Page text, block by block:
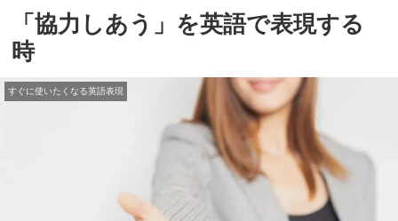
「協力しあう」を英語で表現する
時
すぐに使いたくなる英語表現